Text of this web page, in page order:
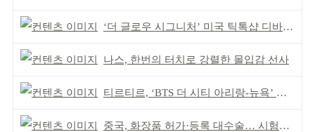
‘더 글로우 시그니처’ 미국 틱톡샵 디바이스 부문 1위
나스, 한번의 터치로 강렬한 몰입감 선사
티르티르, ‘BTS 더 시티 아리랑-뉴욕’ 참여
중국, 화장품 허가·등록 대수술… 시험자료 공용 허용